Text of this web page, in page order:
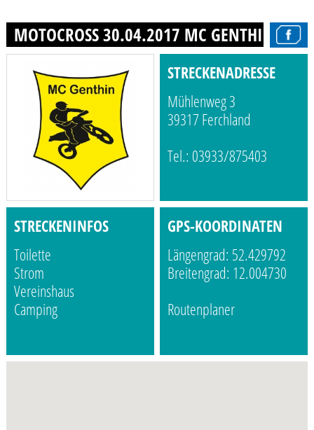
MOTOCROSS 30.04.2017 MC GENTHIN E.V.
STRECKENADRESSE
Mühlenweg 3
39317 Ferchland
Tel.: 03933/875403
STRECKENINFOS
Toilette
Strom
Vereinshaus
Camping
GPS-KOORDINATEN
Längengrad: 52.429792
Breitengrad: 12.004730
Routenplaner